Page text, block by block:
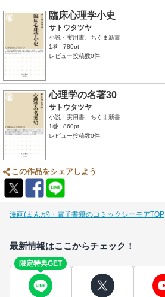
臨床心理学小史
サトウタツヤ
小説・実用書、ちくま新書
1巻
780pt
レビュー投稿数0件
心理学の名著30
サトウタツヤ
小説・実用書、ちくま新書
1巻
860pt
レビュー投稿数0件
この作品をシェアしよう
漫画(まんが)・電子書籍のコミックシーモアTOP
最新情報はここからチェック！
限定特典GET